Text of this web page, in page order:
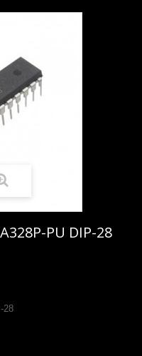
PU DIP-28
28